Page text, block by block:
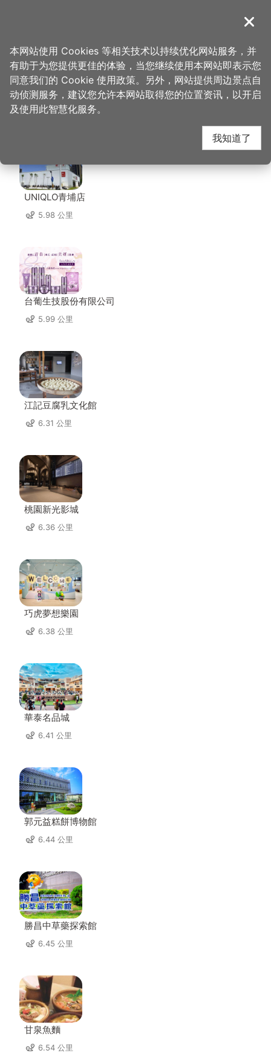
導覽
首页 > 想去的地方 > 美食、购物 > 欣园餐馆
欣园餐馆 周边店家
UNIQLO青埔店
5.98 公里
台葡生技股份有限公司
5.99 公里
江記豆腐乳文化館
6.31 公里
桃園新光影城
6.36 公里
巧虎夢想樂園
6.38 公里
華泰名品城
6.41 公里
郭元益糕餅博物館
6.44 公里
勝昌中草藥探索館
6.45 公里
甘泉魚麵
6.54 公里
关闭
本网站使用 Cookies 等相关技术以持续优化网站服务，并
有助于为您提供更佳的体验，当您继续使用本网站即表示您
同意我们的 Cookie 使用政策。另外，网站提供周边景点自
动侦测服务，建议您允许本网站取得您的位置资讯，以开启
及使用此智慧化服务。
我知道了